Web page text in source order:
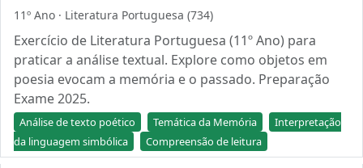
11º Ano · Literatura Portuguesa (734)
Exercício de Literatura Portuguesa (11º Ano) para
praticar a análise textual. Explore como objetos em
poesia evocam a memória e o passado. Preparação
Exame 2025.
Análise de texto poético Temática da Memória
Interpretação
da linguagem simbólica
Compreensão de leitura